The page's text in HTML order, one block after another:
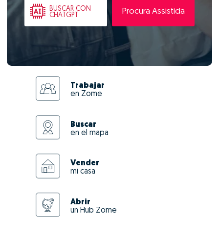
BUSCAR CON
CHATGPT
Procura Assistida
Trabajar
en Zome
Buscar
en el mapa
Vender
mi casa
Abrir
un Hub Zome